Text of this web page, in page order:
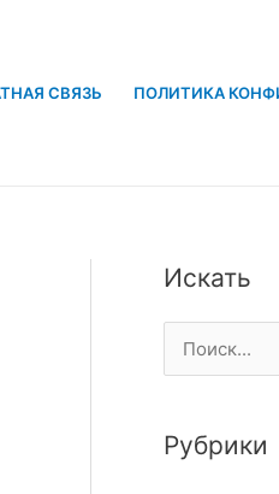
СВЯЗЬ ПОЛИТИКА
Искать
о
с
Рубрики